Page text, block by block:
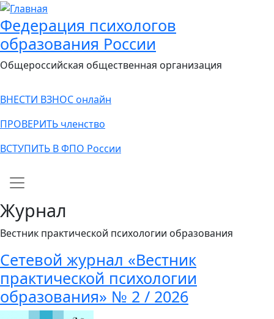
Федерация психологов
образования России
Общероссийская общественная организация
ВНЕСТИ ВЗНОС онлайн
ПРОВЕРИТЬ членство
ВСТУПИТЬ В ФПО России
Main navigation
Журнал
Вестник практической психологии образования
Сетевой журнал «Вестник
практической психологии
образования» № 2 / 2026